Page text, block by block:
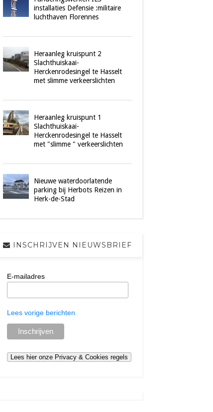
installaties Defensie :militaire
luchthaven Florennes
Heraanleg kruispunt 2
Slachthuiskaai-
Herckenrodesingel te Hasselt
met slimme verkeerslichten
Heraanleg kruispunt 1
Slachthuiskaai-
Herckenrodesingel te Hasselt
met "slimme " verkeerslichten
Nieuwe waterdoorlatende
parking bij Herbots Reizen in
Herk-de-Stad
INSCHRIJVEN NIEUWSBRIEF
E-mailadres
Lees vorige berichten